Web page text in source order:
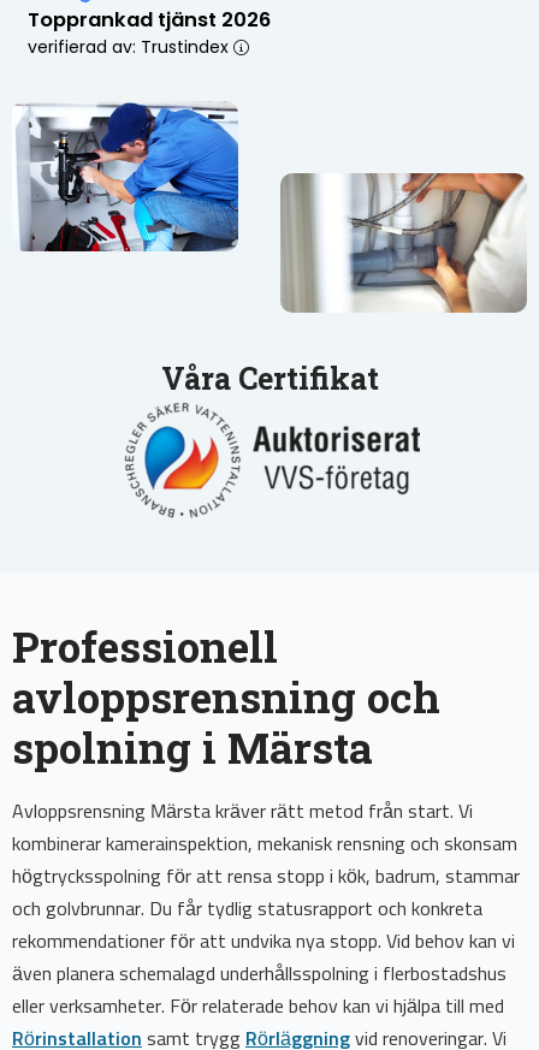
Topprankad tjänst 2026
verifierad av: Trustindex
Våra Certifikat
Professionell
avloppsrensning och
spolning i Märsta
Avloppsrensning Märsta kräver rätt metod från start. Vi
kombinerar kamerainspektion, mekanisk rensning och skonsam
högtrycksspolning för att rensa stopp i kök, badrum, stammar
och golvbrunnar. Du får tydlig statusrapport och konkreta
rekommendationer för att undvika nya stopp. Vid behov kan vi
även planera schemalagd underhållsspolning i flerbostadshus
eller verksamheter. För relaterade behov kan vi hjälpa till med
Rörinstallation samt trygg Rörläggning vid renoveringar. Vi